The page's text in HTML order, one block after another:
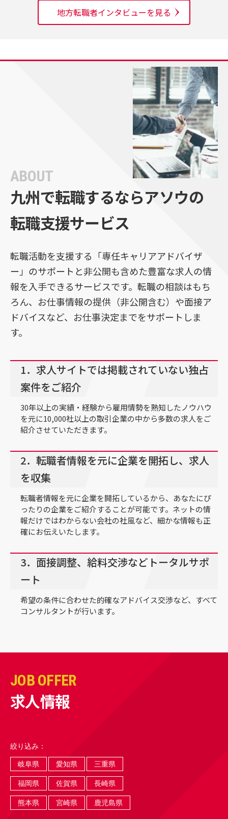
地方転職者インタビューを見る
ABOUT
九州で転職するならアソウの
転職支援サービス
転職活動を支援する「専任キャリアアドバイザ
ー」のサポートと非公開も含めた豊富な求人の情
報を入手できるサービスです。転職の相談はもち
ろん、お仕事情報の提供（非公開含む）や面接ア
ドバイスなど、お仕事決定までをサポートしま
す。
1．求人サイトでは掲載されていない独占
案件をご紹介
30年以上の実績・経験から雇用情勢を熟知したノウハウ
を元に10,000社以上の取引企業の中から多数の求人をご
紹介させていただきます。
2．転職者情報を元に企業を開拓し、求人
を収集
転職者情報を元に企業を開拓しているから、あなたにぴ
ったりの企業をご紹介することが可能です。ネットの情
報だけではわからない会社の社風など、細かな情報も正
確にお伝えいたします。
3．面接調整、給料交渉などトータルサポ
ート
希望の条件に合わせた的確なアドバイス交渉など、すべて
コンサルタントが行います。
JOB OFFER
求人情報
絞り込み：
岐阜県 愛知県 三重県
福岡県 佐賀県 長崎県
熊本県 宮崎県 鹿児島県